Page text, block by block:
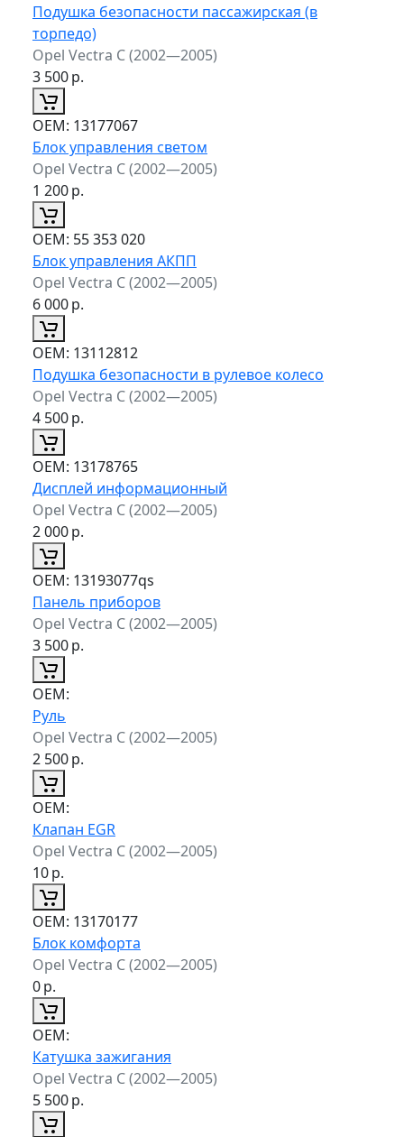
Подушка безопасности пассажирская (в
торпедо)
Opel Vectra C (2002—2005)
3 500р.
ОЕМ: 13177067
Блок управления светом
Opel Vectra C (2002—2005)
1 200р.
ОЕМ: 55 353 020
Блок управления АКПП
Opel Vectra C (2002—2005)
6 000р.
ОЕМ: 13112812
Подушка безопасности в рулевое колесо
Opel Vectra C (2002—2005)
4 500р.
ОЕМ: 13178765
Дисплей информационный
Opel Vectra C (2002—2005)
2 000р.
ОЕМ: 13193077qs
Панель приборов
Opel Vectra C (2002—2005)
3 500р.
ОЕМ:
Руль
Opel Vectra C (2002—2005)
2 500р.
ОЕМ:
Клапан EGR
Opel Vectra C (2002—2005)
10р.
ОЕМ: 13170177
Блок комфорта
Opel Vectra C (2002—2005)
0р.
ОЕМ:
Катушка зажигания
Opel Vectra C (2002—2005)
5 500р.